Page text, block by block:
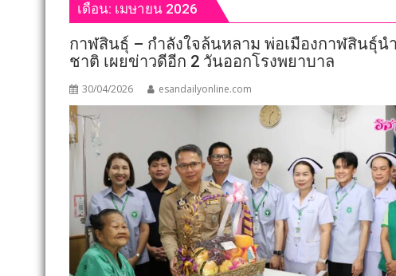
เดือน: เมษายน 2026
กาฬสินธุ์ – กำลังใจล้นหลาม พ่อเมืองกาฬสินธุ์
ชาติ เผยข่าวดีอีก 2 วันออกโรงพยาบาล
30/04/2026 esandailyonline.com